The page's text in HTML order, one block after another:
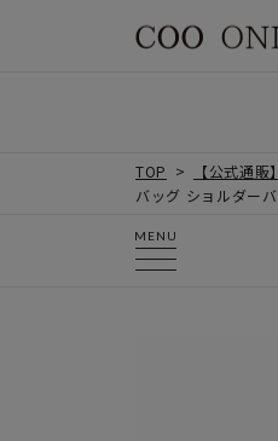
TOP 【公式通
バッグ ショルダー
MENU